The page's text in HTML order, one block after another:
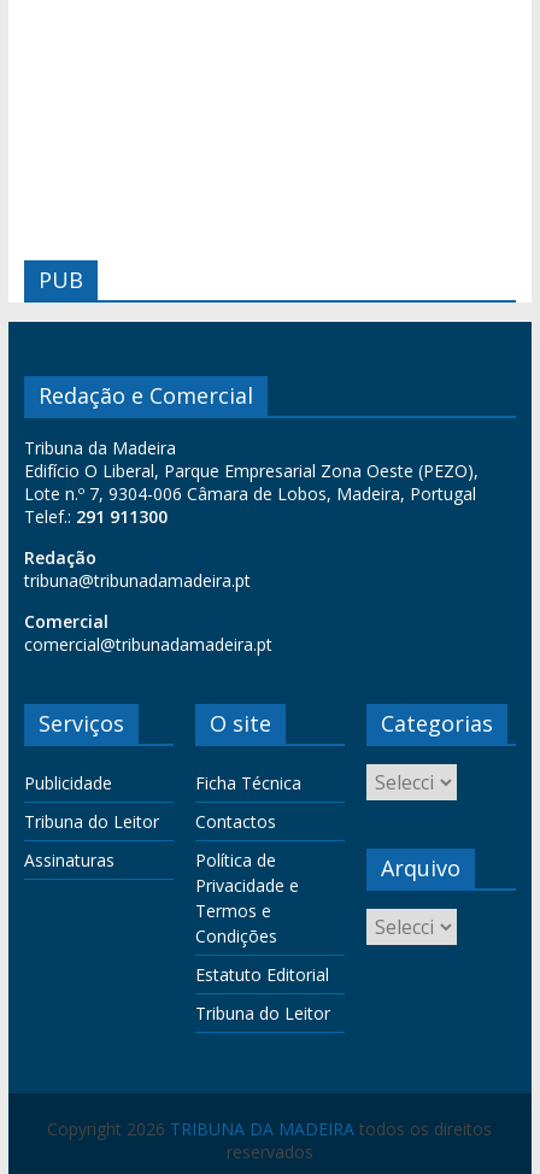
PUB
Redação e Comercial
Tribuna da Madeira
Edifício O Liberal, Parque Empresarial Zona Oeste (PEZO),
Lote n.º 7, 9304-006 Câmara de Lobos, Madeira, Portugal
Telef.: 291 911300
Redação
tribuna@tribunadamadeira.pt
Comercial
comercial@tribunadamadeira.pt
Serviços
Publicidade
Tribuna do Leitor
Assinaturas
O site
Ficha Técnica
Contactos
Política de
Privacidade e
Termos e
Condições
Estatuto Editorial
Tribuna do Leitor
Categorias
Arquivo
Copyright 2026 TRIBUNA DA MADEIRA todos os direitos
reservados